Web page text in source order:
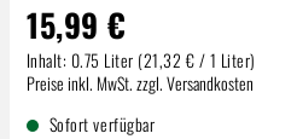
15,99 €
Inhalt: 0.75 Liter (21,32 € / 1 Liter)
Regulärer Preis:
Preise inkl. MwSt. zzgl. Versandkosten
Sofort verfügbar